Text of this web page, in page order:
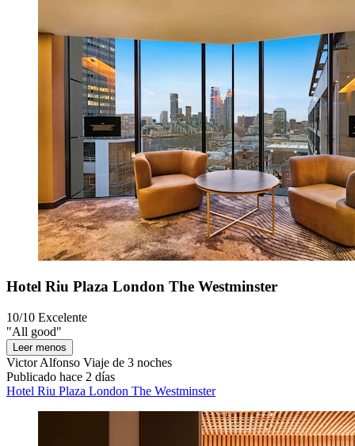
Hotel Riu Plaza London The Westminster
10/10 Excelente
"All good"
Leer menos
Victor Alfonso Viaje de 3 noches
Publicado hace 2 días
Hotel Riu Plaza London The Westminster